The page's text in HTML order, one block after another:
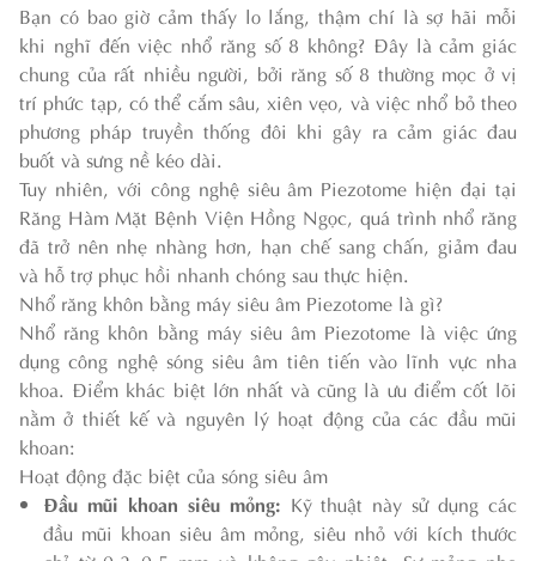
Bạn có bao giờ cảm thấy lo lắng, thậm chí là sợ hãi mỗi
khi nghĩ đến việc nhổ răng số 8 không? Đây là cảm giác
chung của rất nhiều người, bởi răng số 8 thường mọc ở vị
trí phức tạp, có thể cắm sâu, xiên vẹo, và việc nhổ bỏ theo
phương pháp truyền thống đôi khi gây ra cảm giác đau
buốt và sưng nề kéo dài.
Tuy nhiên, với công nghệ siêu âm Piezotome hiện đại tại
Răng Hàm Mặt Bệnh Viện Hồng Ngọc, quá trình nhổ răng
đã trở nên nhẹ nhàng hơn, hạn chế sang chấn, giảm đau
và hỗ trợ phục hồi nhanh chóng sau thực hiện.
Nhổ răng khôn bằng máy siêu âm Piezotome là gì?
Nhổ răng khôn bằng máy siêu âm Piezotome là việc ứng
dụng công nghệ sóng siêu âm tiên tiến vào lĩnh vực nha
khoa. Điểm khác biệt lớn nhất và cũng là ưu điểm cốt lõi
nằm ở thiết kế và nguyên lý hoạt động của các đầu mũi
khoan:
Hoạt động đặc biệt của sóng siêu âm
Đầu mũi khoan siêu mỏng: Kỹ thuật này sử dụng các
đầu mũi khoan siêu âm mỏng, siêu nhỏ với kích thước